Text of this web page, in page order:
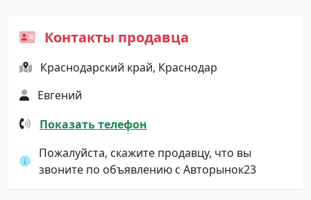
Контакты продавца
Краснодарский край, Краснодар
Евгений
Показать телефон
Пожалуйста, скажите продавцу, что вы
звоните по объявлению с Авторынок23